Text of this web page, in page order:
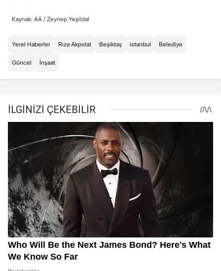
Kaynak: AA / Zeynep Yeşildal
Yerel Haberler Rıza Akpolat Beşiktaş istanbul Belediye
Güncel İnşaat